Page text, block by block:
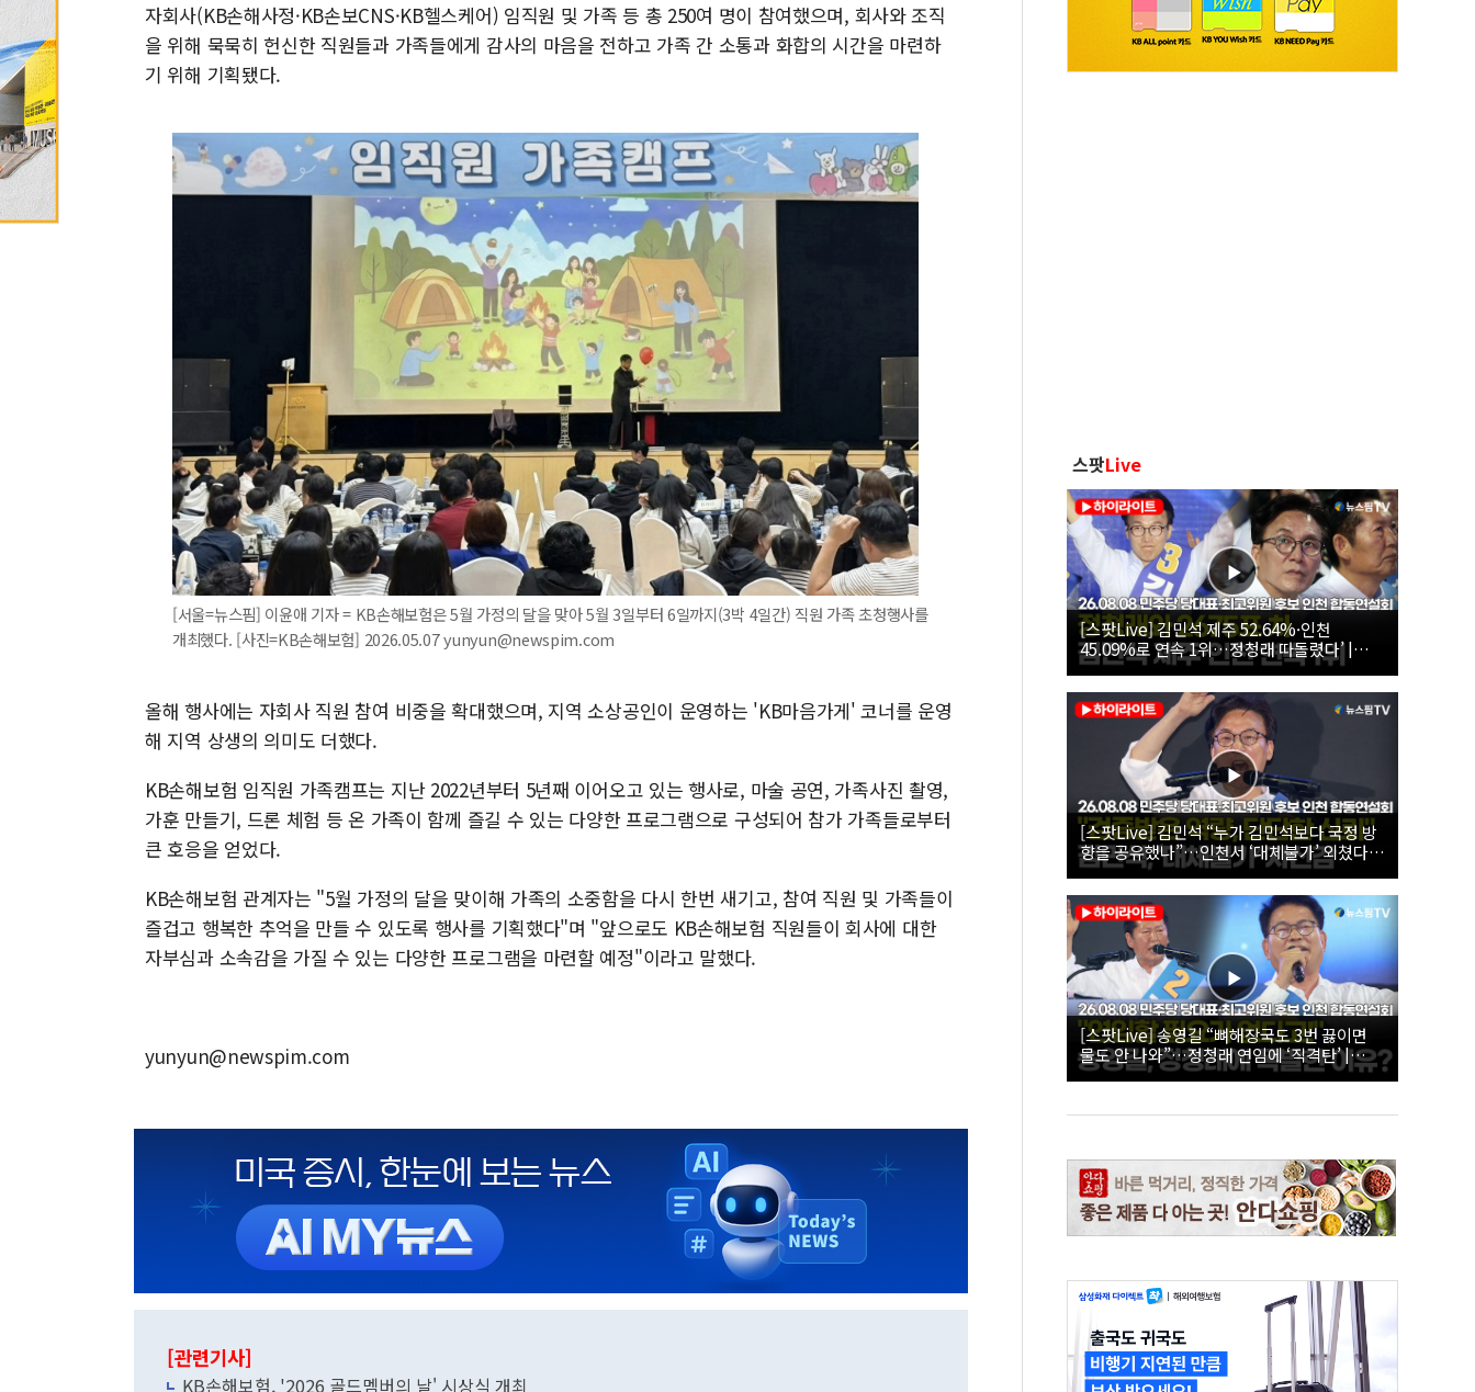
자회사(KB손해사정·KB손보CNS·KB헬스케어) 임직원 및 가족 등 총 250여 명이 참여했으며, 회사와 조직
을 위해 묵묵히 헌신한 직원들과 가족들에게 감사의 마음을 전하고 가족 간 소통과 화합의 시간을 마련하
기 위해 기획됐다.
[서울=뉴스핌] 이윤애 기자 = KB손해보험은 5월 가정의 달을 맞아 5월 3일부터 6일까지(3박 4일간) 직원 가족 초청행사를
개최했다. [사진=KB손해보험] 2026.05.07 yunyun@newspim.com
올해 행사에는 자회사 직원 참여 비중을 확대했으며, 지역 소상공인이 운영하는 'KB마음가게' 코너를 운영
해 지역 상생의 의미도 더했다.
KB손해보험 임직원 가족캠프는 지난 2022년부터 5년째 이어오고 있는 행사로, 마술 공연, 가족사진 촬영,
가훈 만들기, 드론 체험 등 온 가족이 함께 즐길 수 있는 다양한 프로그램으로 구성되어 참가 가족들로부터
큰 호응을 얻었다.
KB손해보험 관계자는 "5월 가정의 달을 맞이해 가족의 소중함을 다시 한번 새기고, 참여 직원 및 가족들이
즐겁고 행복한 추억을 만들 수 있도록 행사를 기획했다"며 "앞으로도 KB손해보험 직원들이 회사에 대한
자부심과 소속감을 가질 수 있는 다양한 프로그램을 마련할 예정"이라고 말했다.
yunyun@newspim.com
[관련기사]
KB손해보험, '2026 골드멤버의 날' 시상식 개최
스팟Live
[스팟Live] 김민석 제주 52.64%·인천
45.09%로 연속 1위…정청래 따돌렸다’ |
26.08.08 더불어민주당 당대표·최고위원 후
보 인천 합동연설회
[스팟Live] 김민석 “누가 김민석보다 국정 방
향을 공유했나”…인천서 ‘대체불가’ 외쳤다 |
26.08.08 더불어민주당 당대표·최고위원 후
보 인천 합동연설회
[스팟Live] 송영길 “뼈해장국도 3번 끓이면
물도 안 나와”…정청래 연임에 ‘직격탄’ |
26.08.08 더불어민주당 당대표·최고위원 후